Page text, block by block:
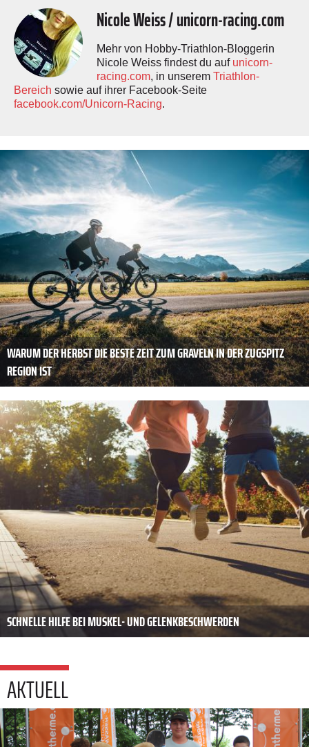
Nicole Weiss / unicorn-racing.com
Mehr von Hobby-Triathlon-Bloggerin
Nicole Weiss findest du auf unicorn-
racing.com, in unserem Triathlon-
Bereich sowie auf ihrer Facebook-Seite
facebook.com/Unicorn-Racing.
WARUM DER HERBST DIE BESTE ZEIT ZUM GRAVELN IN DER ZUGSPITZ
REGION IST
SCHNELLE HILFE BEI MUSKEL- UND GELENKBESCHWERDEN
AKTUELL